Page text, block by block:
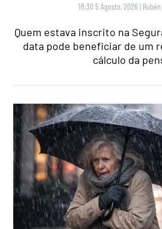
18:30 5 Agosto, 2026 |
Quem estava inscrito na
data pode beneficiar de um
cálculo da